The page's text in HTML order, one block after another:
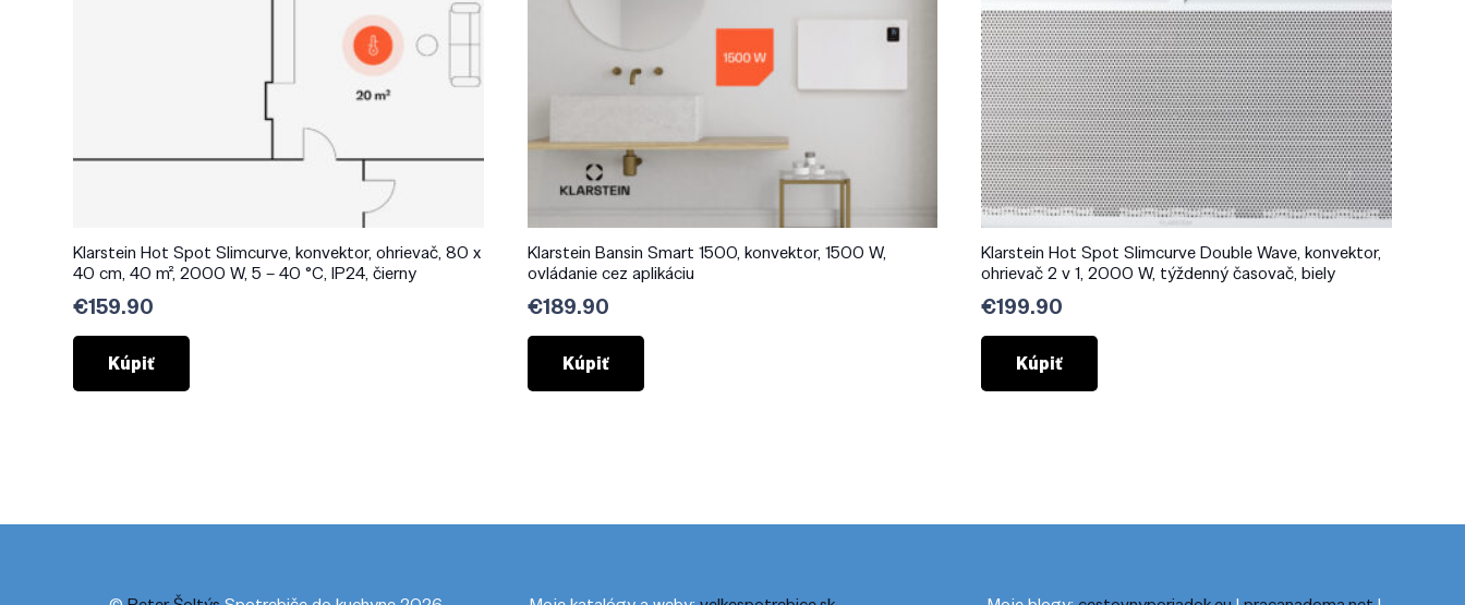
Klarstein Hot Spot Slimcurve, konvektor, ohrievač, 80 x
40 cm, 40 m², 2000 W, 5 – 40 °C, IP24, čierny
€159.90
Kúpiť
Klarstein Bansin Smart 1500, konvektor, 1500 W,
ovládanie cez aplikáciu
€189.90
Kúpiť
Klarstein Hot Spot Slimcurve Double Wave, konvektor,
ohrievač 2 v 1, 2000 W, týždenný časovač, biely
€199.90
Kúpiť